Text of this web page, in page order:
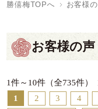
勝僖梅TOPへ お客様
お客様の声
1件～10件（全735件）
1
2 3 4